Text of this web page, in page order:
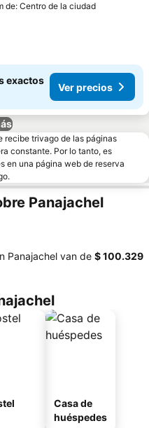
de: Centro de la ciudad
exactos
Ver precios
recibe trivago de las páginas
constante. Por lo tanto, es
en una página web de reserva
Panajachel
Panajachel van de ‎$ 100.329
Casa de
huéspedes